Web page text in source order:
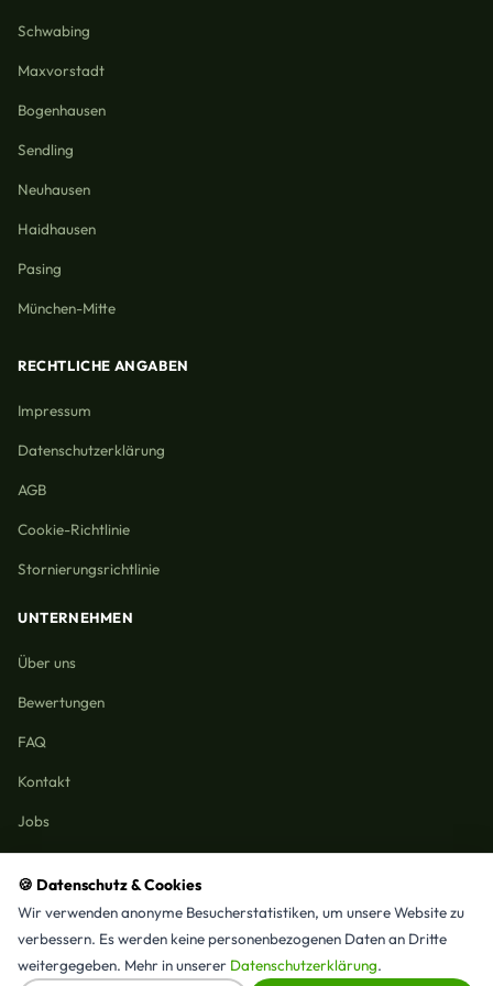
🍪 Datenschutz & Cookies
Wir verwenden anonyme Besucherstatistiken, um unsere Website zu
verbessern. Es werden keine personenbezogenen Daten an Dritte
weitergegeben. Mehr in unserer Datenschutzerklärung.
Schwabing
Maxvorstadt
Bogenhausen
Sendling
Neuhausen
Haidhausen
Pasing
München-Mitte
RECHTLICHE ANGABEN
Impressum
Datenschutzerklärung
AGB
Cookie-Richtlinie
Stornierungsrichtlinie
UNTERNEHMEN
Über uns
Bewertungen
FAQ
Kontakt
Jobs
Alle Leistungen & Stadtteile
⭐ 4,9/5 Google · 15 Bewertungen · Seit 2025 in München